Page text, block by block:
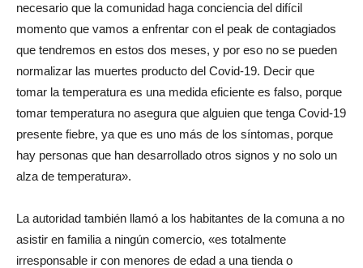
necesario que la comunidad haga conciencia del difícil
momento que vamos a enfrentar con el peak de contagiados
que tendremos en estos dos meses, y por eso no se pueden
normalizar las muertes producto del Covid-19. Decir que
tomar la temperatura es una medida eficiente es falso, porque
tomar temperatura no asegura que alguien que tenga Covid-19
presente fiebre, ya que es uno más de los síntomas, porque
hay personas que han desarrollado otros signos y no solo un
alza de temperatura».
La autoridad también llamó a los habitantes de la comuna a no
asistir en familia a ningún comercio, «es totalmente
irresponsable ir con menores de edad a una tienda o